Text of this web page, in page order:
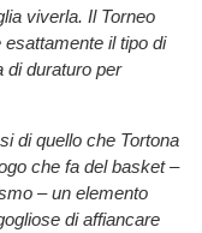
viverla. Il Torneo
il tipo di
di duraturo per
di quello che Tortona
che fa del basket –
– un elemento
di affiancare